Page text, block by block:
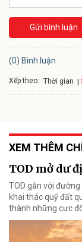
Gửi bình luận
(0) Bình luận
Xếp theo: Thời gian
XEM THÊM
TOD mở dư
TOD gắn với
khai thác quỹ đất
thành những cực